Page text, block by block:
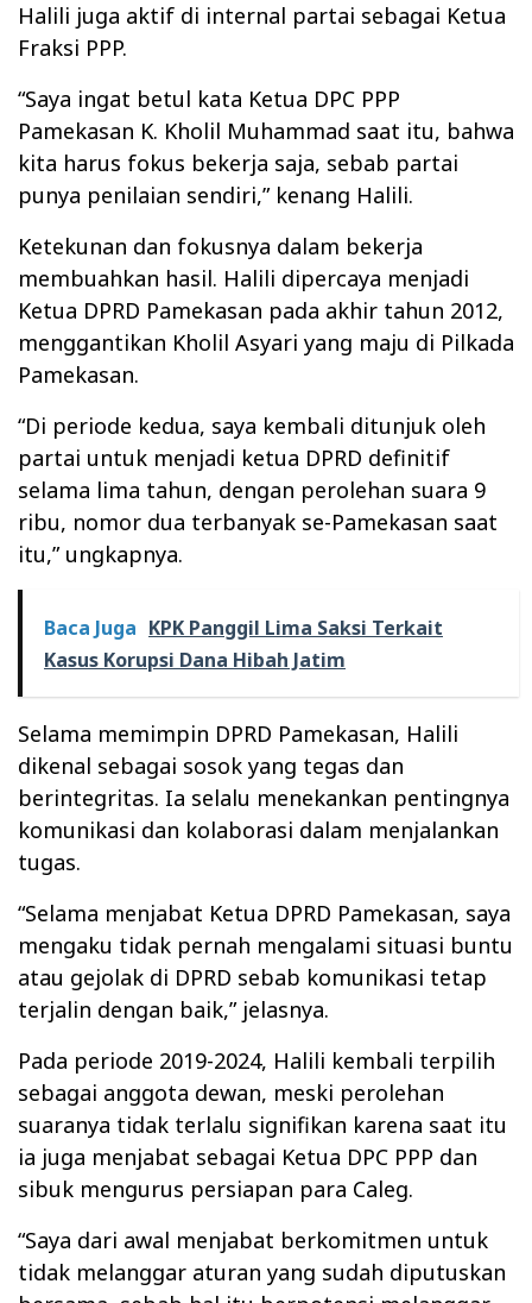
Halili juga aktif di internal partai sebagai Ketua
Fraksi PPP.
“Saya ingat betul kata Ketua DPC PPP
Pamekasan K. Kholil Muhammad saat itu, bahwa
kita harus fokus bekerja saja, sebab partai
punya penilaian sendiri,” kenang Halili.
Ketekunan dan fokusnya dalam bekerja
membuahkan hasil. Halili dipercaya menjadi
Ketua DPRD Pamekasan pada akhir tahun 2012,
menggantikan Kholil Asyari yang maju di Pilkada
Pamekasan.
“Di periode kedua, saya kembali ditunjuk oleh
partai untuk menjadi ketua DPRD definitif
selama lima tahun, dengan perolehan suara 9
ribu, nomor dua terbanyak se-Pamekasan saat
itu,” ungkapnya.
Baca Juga KPK Panggil Lima Saksi Terkait
Kasus Korupsi Dana Hibah Jatim
Selama memimpin DPRD Pamekasan, Halili
dikenal sebagai sosok yang tegas dan
berintegritas. Ia selalu menekankan pentingnya
komunikasi dan kolaborasi dalam menjalankan
tugas.
“Selama menjabat Ketua DPRD Pamekasan, saya
mengaku tidak pernah mengalami situasi buntu
atau gejolak di DPRD sebab komunikasi tetap
terjalin dengan baik,” jelasnya.
Pada periode 2019-2024, Halili kembali terpilih
sebagai anggota dewan, meski perolehan
suaranya tidak terlalu signifikan karena saat itu
ia juga menjabat sebagai Ketua DPC PPP dan
sibuk mengurus persiapan para Caleg.
“Saya dari awal menjabat berkomitmen untuk
tidak melanggar aturan yang sudah diputuskan